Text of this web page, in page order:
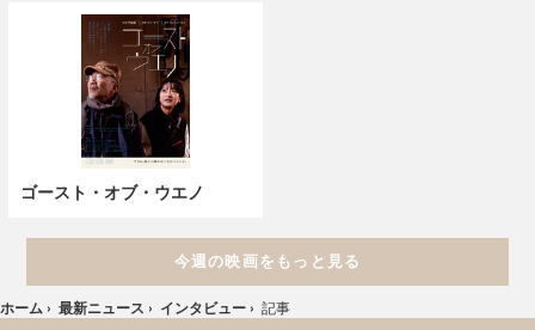
ゴースト・オブ・ウエノ
今週の映画をもっと見る
ホーム › 最新ニュース › インタビュー › 記事